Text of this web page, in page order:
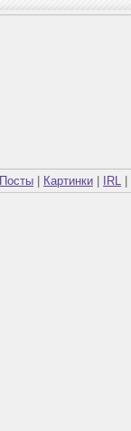
Посты Картинки IRL